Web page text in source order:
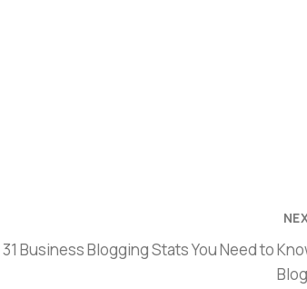
31 Business Blogging Stats You Need to